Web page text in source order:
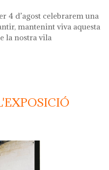
4 d’agost celebrarem una
mantenint viva aquesta
la nostra vila
del càntir